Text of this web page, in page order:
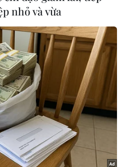
đã được xây dựng tại khu
Anaheim, Tây Nam California,
90 của chú chuột đáng yêu này.
Disney mở cửa từ tháng 4 đến
(Ảnh: THX/TTXVN)
nhỏ và vừa